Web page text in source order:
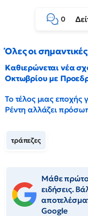
0
Όλες οι
Καθιερώνεται νέα
Οκτωβρίου με
Το τέλος μιας εποχής
Ρέντη αλλάζει
τράπεζες
Μάθε
ειδήσεις.
Google